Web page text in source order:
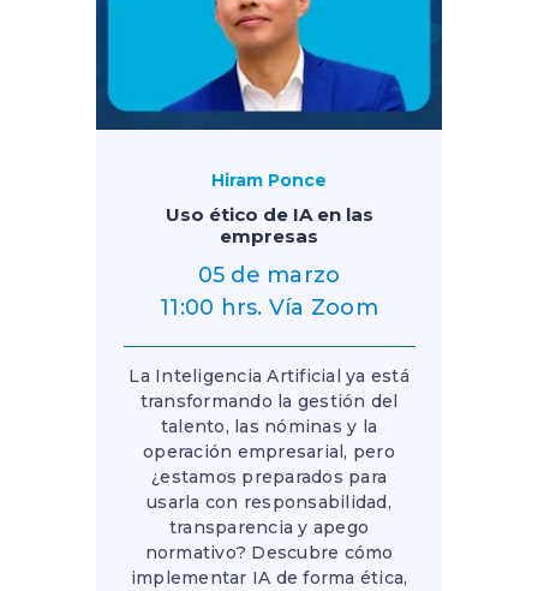
Hiram Ponce
Uso ético de IA en las
empresas
05 de marzo
11:00 hrs. Vía Zoom
La Inteligencia Artificial ya está
transformando la gestión del
talento, las nóminas y la
operación empresarial, pero
¿estamos preparados para
usarla con responsabilidad,
transparencia y apego
normativo? Descubre cómo
implementar IA de forma ética,